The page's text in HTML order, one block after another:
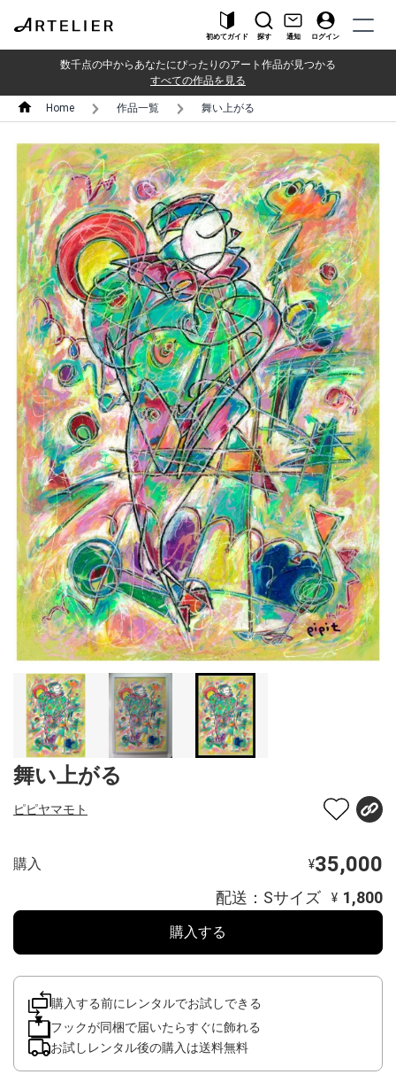
初めてガイド 探す 通知 ログイン
数千点の中からあなたにぴったりのアート作品が見つかる
すべての作品を見る
Home 作品一覧 舞い上がる
舞い上がる
ピピヤマモト
購入 ¥35,000
配送：Sサイズ ¥ 1,800
購入する
購入する前にレンタルでお試しできる
フックが同梱で届いたらすぐに飾れる
お試しレンタル後の購入は送料無料